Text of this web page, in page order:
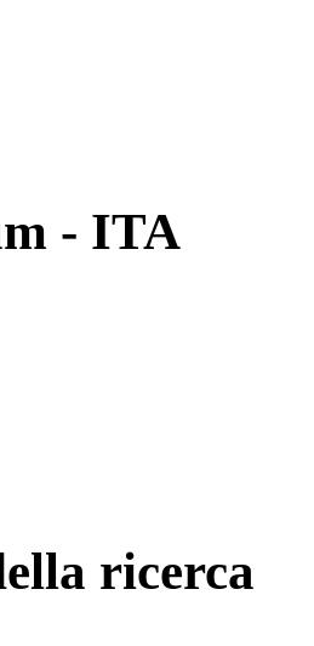
- ITA
ricerca